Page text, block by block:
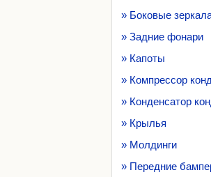
» Боковые
» Задние фонари
» Капоты
» Компрессор
» Конденсатор
» Крылья
» Молдинги
» Передние